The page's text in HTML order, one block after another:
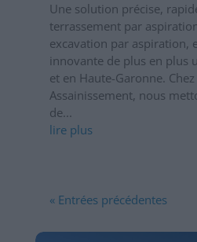
Une solution précise,
terrassement par
excavation par aspiration,
innovante de plus en plus
et en Haute-Garonne.
Assainissement, nous
de...
lire plus
« Entrées précédentes